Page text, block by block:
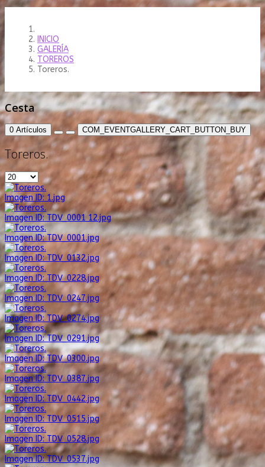
INICIO
GALERÍA
TOREROS
Toreros.
Cesta
0 Artículos COM_EVENTGALLERY_CART_BUTTON_BUY
Toreros.
Imagen ID: 1.jpg
Imagen ID: TDV_0001 12.jpg
Imagen ID: TDV_0001.jpg
Imagen ID: TDV_0132.jpg
Imagen ID: TDV_0228.jpg
Imagen ID: TDV_0247.jpg
Imagen ID: TDV_0274.jpg
Imagen ID: TDV_0291.jpg
Imagen ID: TDV_0300.jpg
Imagen ID: TDV_0387.jpg
Imagen ID: TDV_0442.jpg
Imagen ID: TDV_0515.jpg
Imagen ID: TDV_0528.jpg
Imagen ID: TDV_0537.jpg